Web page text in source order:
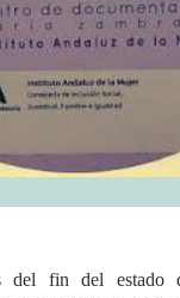
del fin del estado